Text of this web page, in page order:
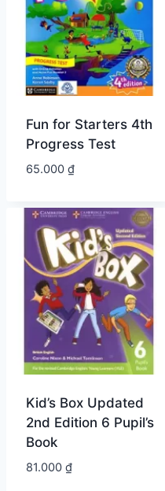
Fun for Starters 4th
Progress Test
65.000 ₫
Kid’s Box Updated
2nd Edition 6 Pupil’s
Book
81.000 ₫